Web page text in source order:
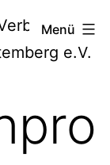
Menü